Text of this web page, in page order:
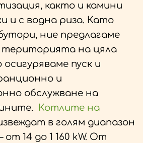
както и камини
и с водна риза. Като
ние предлагаме
територията на цяла
пуск и
и
обслужване на
Котлите на
в голям диапазон
14 до 1 160 kW. От